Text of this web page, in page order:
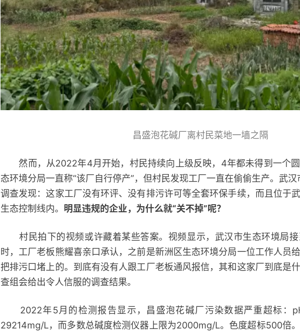
昌盛泡花碱厂离村民菜地一墙之隔
然而，从2022年4月开始，村民持续向上级反映，4年都未得到一个圆
态环境分局一直称“该厂自行停产”，但村民发现工厂一直在偷偷生产。武
调查发现：这家工厂没有环评、没有排污许可等全套环保手续，而且位于
生态控制线内。 明显违规的企业，为什么就“关不掉”呢？
村民拍下的视频或许藏着某些答案。视频显示，武汉市生态环境局接
时，工厂老板熊耀喜亲口承认，之前是新洲区生态环境分局一位工作人员
把排污口堵上的。到底有没有人跟工厂老板通风报信，其和这家厂到底是
查组会给出令人信服的调查结果。
2022年5月的检测报告显示，昌盛泡花碱厂污染数据严重超标：
29214mg/L，而多数总碱度检测仪器上限为2000mg/L。色度超标500倍